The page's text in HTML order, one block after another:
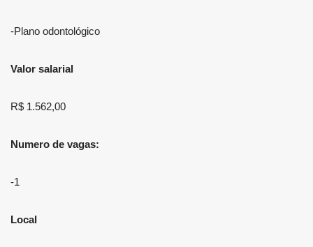
-Plano odontológico
Valor salarial
R$ 1.562,00
Numero de vagas:
-1
Local